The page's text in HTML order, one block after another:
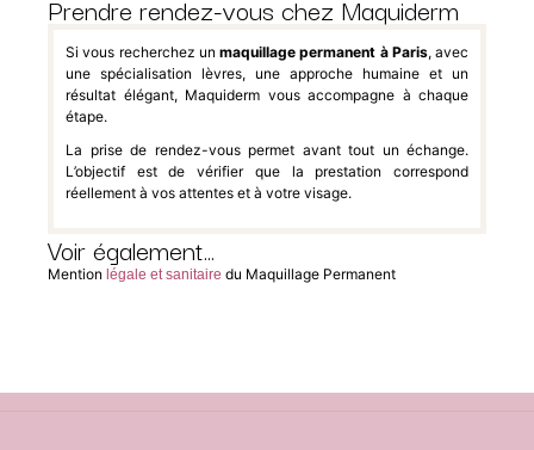
Prendre rendez-vous chez Maquiderm
Si vous recherchez un maquillage permanent à Paris, avec
une spécialisation lèvres, une approche humaine et un
résultat élégant, Maquiderm vous accompagne à chaque
étape.
La prise de rendez-vous permet avant tout un échange.
L’objectif est de vérifier que la prestation correspond
réellement à vos attentes et à votre visage.
Voir également...
Mention légale et sanitaire du Maquillage Permanent